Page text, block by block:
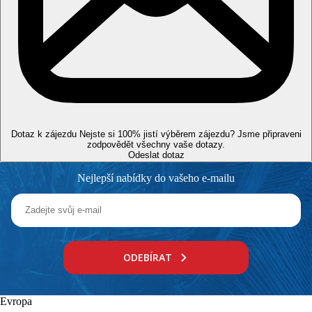
Pláž
7 km dlouhá písečná pláž Maspalomas v proslulé přírodní
rezervaci písečných dun cca 150 m, lehátka a slunečníky za
poplatek.
šachy, volejbal.
Za poplatek:tenisové hřiště s umělým osvětlením.
Brouzdaliště (možnost klimatizace/ vyhřívání), hřiště, hlídání
dětí za poplatek (na vyžádání), dětská postýlka zdarma (na
VISA, EC/MC, AMEX, Diners Club.
Dotaz k zájezdu Nejste si 100% jistí výběrem zájezdu? Jsme připraveni
zodpovědět všechny vaše dotazy.
Odeslat dotaz
Nejlepší nabídky do vašeho e-mailu
ODEBÍRAT
Evropa